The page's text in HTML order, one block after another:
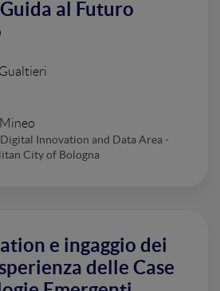
al Futuro
Innovation and Data Area -
City of Bologna
e ingaggio dei
delle Case